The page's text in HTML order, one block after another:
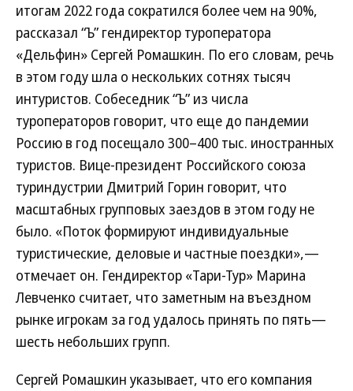
итогам 2022 года сократился более чем на 90%,
рассказал “Ъ” гендиректор туроператора
«Дельфин» Сергей Ромашкин. По его словам, речь
в этом году шла о нескольких сотнях тысяч
интуристов. Собеседник “Ъ” из числа
туроператоров говорит, что еще до пандемии
Россию в год посещало 300–400 тыс. иностранных
туристов. Вице-президент Российского союза
туриндустрии Дмитрий Горин говорит, что
масштабных групповых заездов в этом году не
было. «Поток формируют индивидуальные
туристические, деловые и частные поездки»,—
отмечает он. Гендиректор «Тари-Тур» Марина
Левченко считает, что заметным на въездном
рынке игрокам за год удалось принять по пять—
шесть небольших групп.
Сергей Ромашкин указывает, что его компания